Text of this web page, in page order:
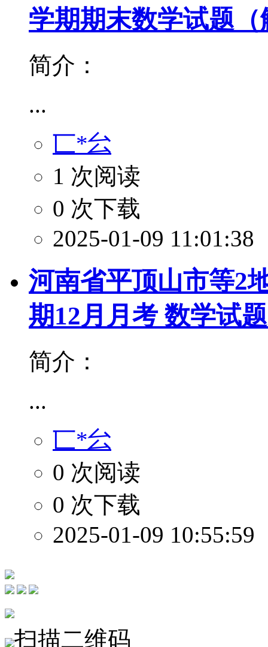
学期期末数学试题（
简介：
...
匸*㕕
1 次阅读
0 次下载
2025-01-09 11:01:38
河南省平顶山市等2
期12月月考 数学试
简介：
...
匸*㕕
0 次阅读
0 次下载
2025-01-09 10:55:59
扫描二维码